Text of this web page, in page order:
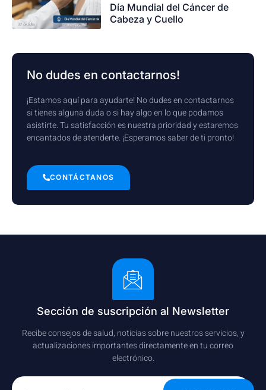
Día Mundial del Cáncer de
Cabeza y Cuello
No dudes en contactarnos!
¡Estamos aquí para ayudarte! No dudes en contactarnos
si tienes alguna duda o si hay algo en lo que podamos
asistirte. Tu satisfacción es nuestra prioridad y estaremos
encantados de atenderte. ¡Esperamos saber de ti pronto!
CONTÁCTANOS
Sección de suscripción al Newsletter
Recibe consejos de salud, noticias sobre nuestros servicios, y
actualizaciones importantes directamente en tu correo
electrónico.